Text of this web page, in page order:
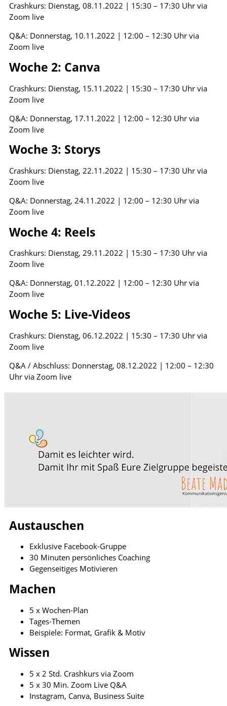
Crashkurs: Dienstag, 08.11.2022 | 15:30 – 17:30 Uhr via
Zoom live
Q&A: Donnerstag, 10.11.2022 | 12:00 – 12:30 Uhr via
Zoom live
Woche 2: Canva
Crashkurs: Dienstag, 15.11.2022 | 15:30 – 17:30 Uhr via
Zoom live
Q&A: Donnerstag, 17.11.2022 | 12:00 – 12:30 Uhr via
Zoom live
Woche 3: Storys
Crashkurs: Dienstag, 22.11.2022 | 15:30 – 17:30 Uhr via
Zoom live
Q&A: Donnerstag, 24.11.2022 | 12:00 – 12:30 Uhr via
Zoom live
Woche 4: Reels
Crashkurs: Dienstag, 29.11.2022 | 15:30 – 17:30 Uhr via
Zoom live
Q&A: Donnerstag, 01.12.2022 | 12:00 – 12:30 Uhr via
Zoom live
Woche 5: Live-Videos
Crashkurs: Dienstag, 06.12.2022 | 15:30 – 17:30 Uhr via
Zoom live
Q&A / Abschluss: Donnerstag, 08.12.2022 | 12:00 – 12:30
Uhr via Zoom live
Austauschen
Exklusive Facebook-Gruppe
30 Minuten persönliches Coaching
Gegenseitiges Motivieren
Machen
5 x Wochen-Plan
Tages-Themen
Beispiele: Format, Grafik & Motiv
Wissen
5 x 2 Std. Crashkurs via Zoom
5 x 30 Min. Zoom Live Q&A
Instagram, Canva, Business Suite